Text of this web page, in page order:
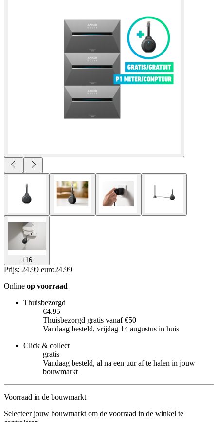
+16
Prijs: 24.99 euro24.99
Online op voorraad
Thuisbezorgd
€4.95
Thuisbezorgd gratis vanaf €50
Vandaag besteld, vrijdag 14 augustus in huis
Click & collect
gratis
Vandaag besteld, al na een uur af te halen in jouw
bouwmarkt
Voorraad in de bouwmarkt
Selecteer jouw bouwmarkt om de voorraad in de winkel te